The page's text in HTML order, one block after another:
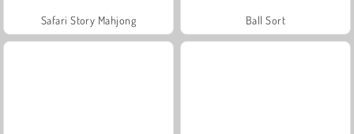
Safari Story Mahjong Ball Sort